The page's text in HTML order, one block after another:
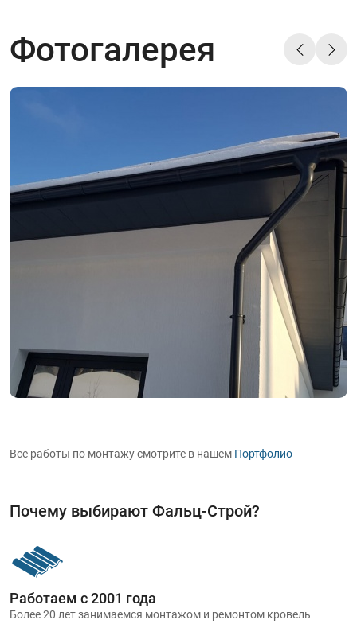
Фотогалерея
Все работы по монтажу смотрите в нашем Портфолио
Почему выбирают Фальц-Строй?
Работаем с 2001 года
Более 20 лет занимаемся монтажом и ремонтом кровель